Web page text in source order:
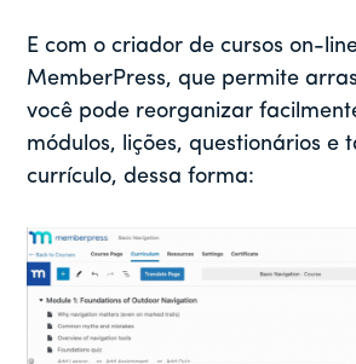
E com o criador de cursos on-
MemberPress, que permite
você pode reorganizar
módulos, lições, questionários e
currículo, dessa forma: